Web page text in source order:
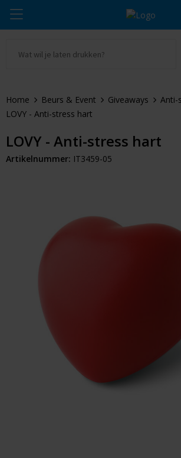
Drinkwaren
Tassen & Reizen
Beurs & Event
Sleutelhangers & Tools
Outdoor & Vrije Tijd
Auto & Veiligheid
Gezondheid & Verzorging
Alle promosnoepje
Zomer
Kerst
Alle geefmomenten
Thule
Alle merken
Home Beurs & Event Giveaways
Anti-
LOVY - Anti-stress hart
LOVY - Anti-stress hart
Artikelnummer: IT3459-05